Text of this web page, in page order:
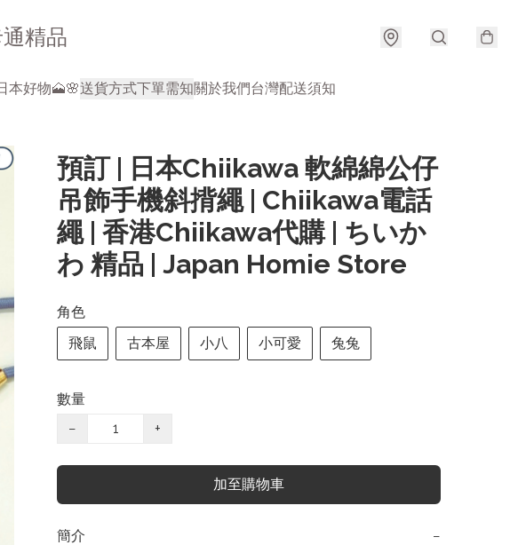
精品
本好物🗻🌸送貨方式下單需知關於我們台灣配送須知
預訂 | 日本Chiikawa 軟綿綿公仔
吊飾手機斜揹繩 | Chiikawa電話
繩 | 香港Chiikawa代購 | ちいか
わ 精品 | Japan Homie Store
角色
飛鼠
古本屋 小八 小可愛 兔兔
數量
−
+
加至購物車
簡介 −